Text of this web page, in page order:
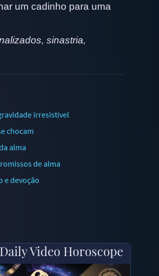
um cadinho para uma
sinastria,
irresistível
chocam
alma
de alma
e devoção
Daily Video Horoscope